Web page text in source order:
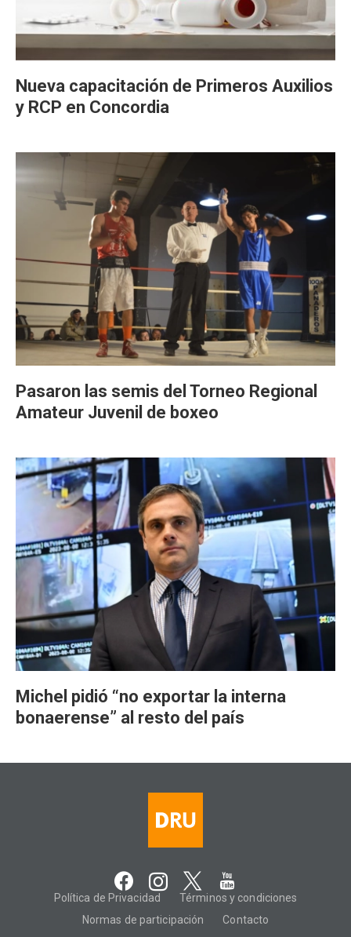
Nueva capacitación de Primeros Auxilios
y RCP en Concordia
Pasaron las semis del Torneo Regional
Amateur Juvenil de boxeo
Michel pidió “no exportar la interna
bonaerense” al resto del país
Política de Privacidad
Términos y condiciones
Normas de participación
Contacto